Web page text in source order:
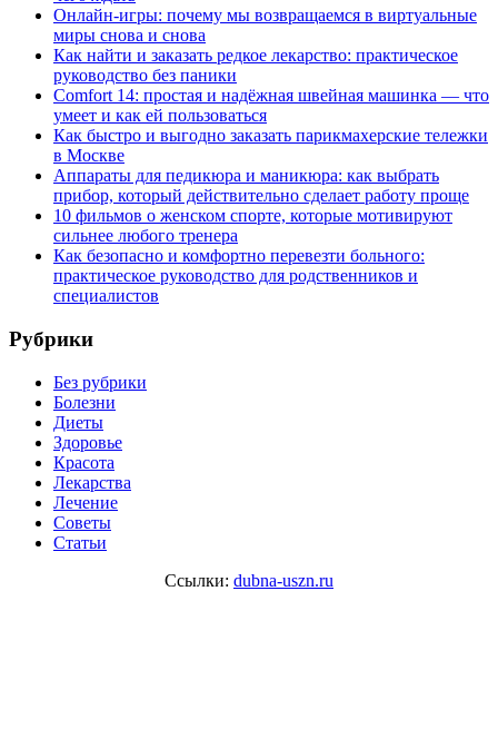
Онлайн-игры: почему мы возвращаемся в виртуальные
миры снова и снова
Как найти и заказать редкое лекарство: практическое
руководство без паники
Comfort 14: простая и надёжная швейная машинка — что
умеет и как ей пользоваться
Как быстро и выгодно заказать парикмахерские тележки
в Москве
Аппараты для педикюра и маникюра: как выбрать
прибор, который действительно сделает работу проще
10 фильмов о женском спорте, которые мотивируют
сильнее любого тренера
Как безопасно и комфортно перевезти больного:
практическое руководство для родственников и
специалистов
Рубрики
Без рубрики
Болезни
Диеты
Здоровье
Красота
Лекарства
Лечение
Советы
Статьи
Ссылки: dubna-uszn.ru